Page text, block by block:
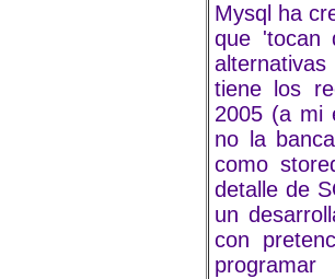
Mysql ha
que 'tocan
tiene los
2005 (a mi
no la
como
detalle de
un
con
programar